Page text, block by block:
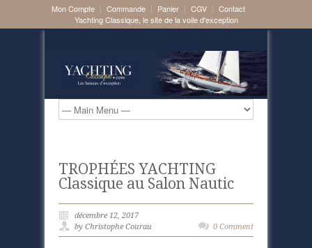
Mon Compte Commande Panier CGV
Contact
Yachting Classique, le site de la voile d'exception
TROPHÉES YACHTING
Classique au Salon Nautic
décembre 12, 2017
by Christophe Courau
0 Comment